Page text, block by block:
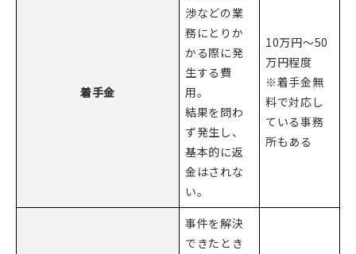
着手金
渉などの業
務にとりか
かる際に発
生する費
用。
結果を問わ
ず発生し、
基本的に返
金はされな
い。
10万円～50
万円程度
※着手金無
料で対応し
ている事務
所もある
事件を解決
できたとき